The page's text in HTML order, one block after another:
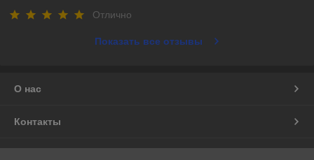
Отлично
Показать все отзывы
О нас
Контакты